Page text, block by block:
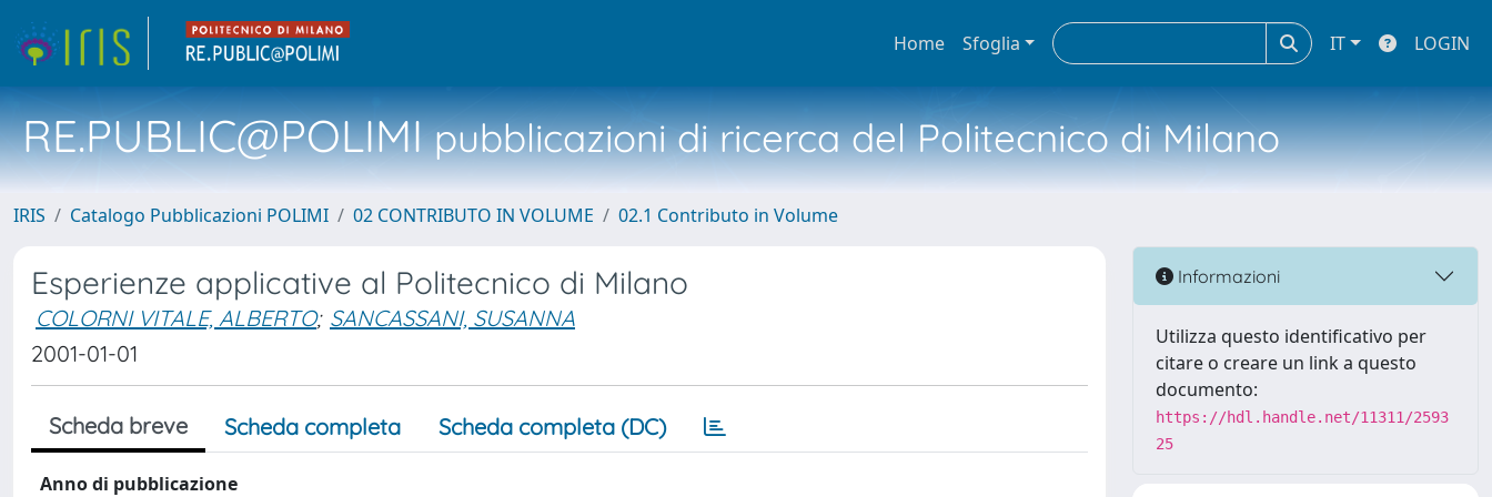
Home Sfoglia IT LOGIN
RE.PUBLIC@POLIMIpubblicazioni di ricerca del Politecnico di Milano
IRIS Catalogo Pubblicazioni POLIMI 02 CONTRIBUTO IN VOLUME 02.1 Contributo in Volume
Esperienze applicative al Politecnico di Milano
COLORNI VITALE, ALBERTO; SANCASSANI, SUSANNA
2001-01-01
Scheda breve Scheda completa Scheda completa (DC)
Anno di pubblicazione
Informazioni
Utilizza questo identificativo per
citare o creare un link a questo
documento:
https://hdl.handle.net/11311/2593
25